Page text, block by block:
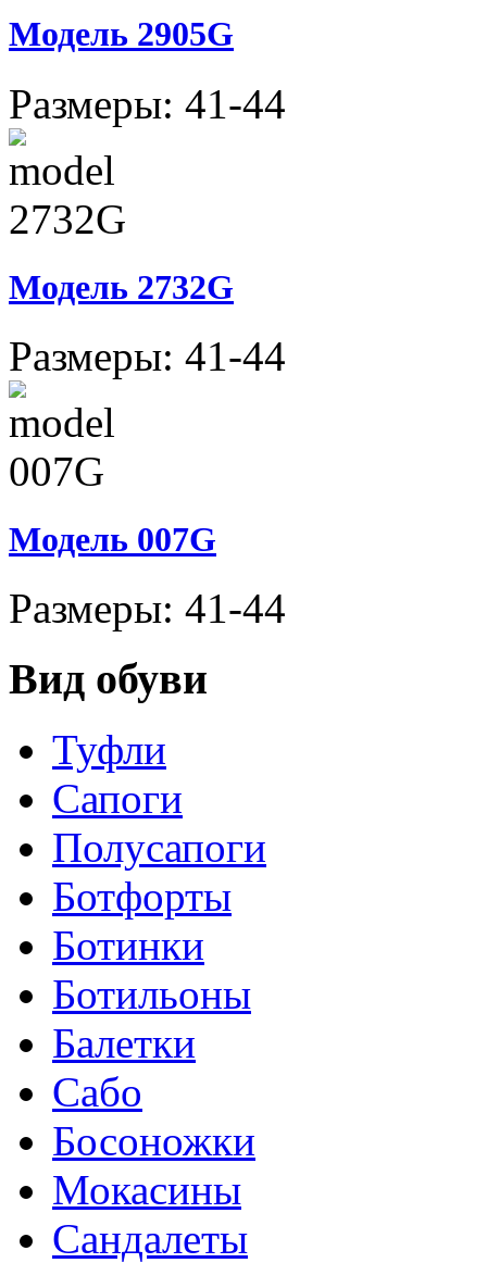
Модель 2905G
Размеры: 41-44
Модель 2732G
Размеры: 41-44
Модель 007G
Размеры: 41-44
Вид обуви
Туфли
Сапоги
Полусапоги
Ботфорты
Ботинки
Ботильоны
Балетки
Сабо
Босоножки
Мокасины
Сандалеты